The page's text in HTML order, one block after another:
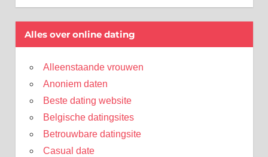
Alles over online dating
Alleenstaande vrouwen
Anoniem daten
Beste dating website
Belgische datingsites
Betrouwbare datingsite
Casual date